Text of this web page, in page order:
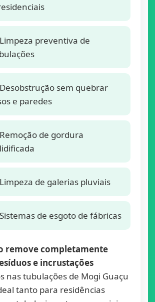
preventiva de
sem quebrar
e paredes
de gordura
de galerias pluviais
de esgoto de fábricas
remove completamente
e incrustações
nas tubulações de Mogi Guaçu
tanto para residências